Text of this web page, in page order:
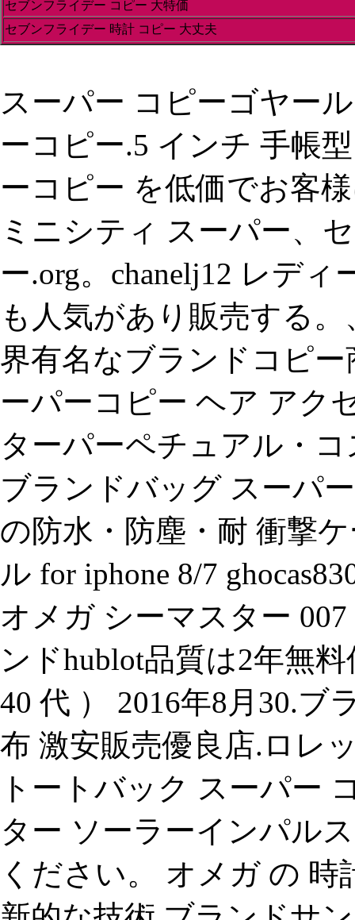
セブンフライデー コピー 大特価
セブンフライデー 時計 コピー 大丈夫
スーパー コピーゴヤー
ーコピー.5 インチ 手帳
ーコピー を低価でお客
ミニシティ スーパー、
ー.org。chanelj12 レデ
も人気があり販売する
界有名なブランドコピ
ーパーコピー ヘア アク
ターパーペチュアル・
ブランドバッグ スーパ
の防水・防塵・耐 衝撃
ル for iphone 8/7
オメガ シーマスター
ンドhublot品質は2年無
40 代 ） 2016年8月30.
布 激安販売優良店.ロレ
トートバック スーパー
ター ソーラーインパル
ください。 オメガ の